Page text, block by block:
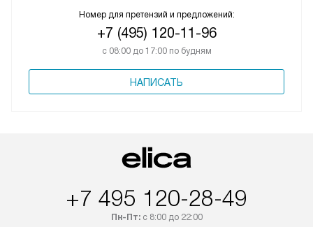
Номер для претензий и предложений:
+7 (495) 120-11-96
с 08:00 до 17:00 по будням
НАПИСАТЬ
+7 495 120-28-49
Пн-Пт:с 8:00 до 22:00